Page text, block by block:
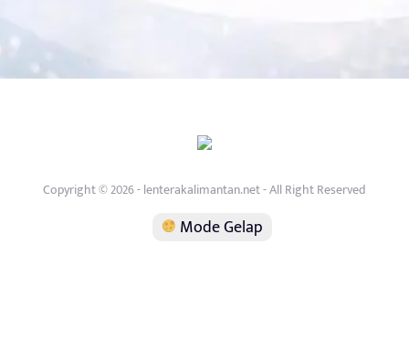
Copyright © 2026 - lenterakalimantan.net - All Right Reserved
Mode Gelap